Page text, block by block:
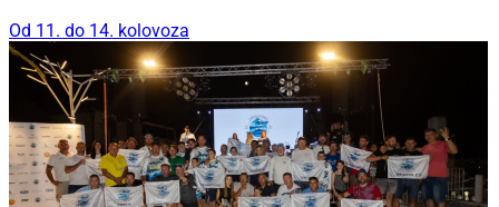
Od 11. do 14. kolovoza